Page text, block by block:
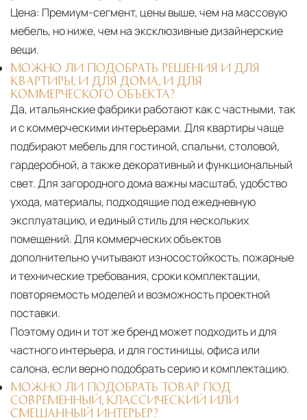
Цена: Премиум-сегмент, цены выше, чем на массовую
мебель, но ниже, чем на эксклюзивные дизайнерские
вещи.
МОЖНО ЛИ ПОДОБРАТЬ РЕШЕНИЯ И ДЛЯ
КВАРТИРЫ, И ДЛЯ ДОМА, И ДЛЯ
КОММЕРЧЕСКОГО ОБЪЕКТА?
Да, итальянские фабрики работают как с частными, так
и с коммерческими интерьерами. Для квартиры чаще
подбирают мебель для гостиной, спальни, столовой,
гардеробной, а также декоративный и функциональный
свет. Для загородного дома важны масштаб, удобство
ухода, материалы, подходящие под ежедневную
эксплуатацию, и единый стиль для нескольких
помещений. Для коммерческих объектов
дополнительно учитывают износостойкость, пожарные
и технические требования, сроки комплектации,
повторяемость моделей и возможность проектной
поставки.
Поэтому один и тот же бренд может подходить и для
частного интерьера, и для гостиницы, офиса или
салона, если верно подобрать серию и комплектацию.
МОЖНО ЛИ ПОДОБРАТЬ ТОВАР ПОД
СОВРЕМЕННЫЙ, КЛАССИЧЕСКИЙ ИЛИ
СМЕШАННЫЙ ИНТЕРЬЕР?